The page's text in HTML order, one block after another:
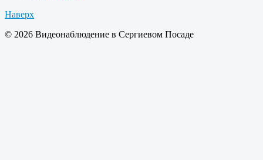
Наверх
© 2026 Видеонаблюдение в Сергиевом Посаде